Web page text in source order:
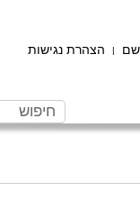
| הצהרת נגישות